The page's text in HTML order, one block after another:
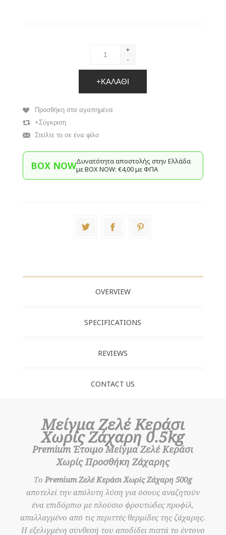
+
-
+ΚΑΛΆΘΙ
Προσθήκη στα αγαπημένα
+Σύγκριση
Στείλτε το σε ένα φίλο
BOX NOWΔυνατότητα αποστολής στην Ελλάδα
με BΟΧ ΝOW: €4,00 με ΦΠΑ
OVERVIEW
SPECIFICATIONS
REVIEWS
CONTACT US
Μείγμα Ζελέ Κεράσι
Χωρίς Ζάχαρη 0.5kg
Premium Έτοιμο Μείγμα Ζελέ Κεράσι
Χωρίς Προσθήκη Ζάχαρης
ΤοPremium Ζελέ Κεράσι Χωρίς Ζάχαρη 500g
αποτελεί την απόλυτη λύση για όσους αναζητούν
ένα επιδόρπιο με πλούσιο φρουτώδες προφίλ,
απαλλαγμένο από τις περιττές θερμίδες της ζάχαρης.
Η εξελιγμένη σύνθεσή του αποδίδει πιστά το έντονο